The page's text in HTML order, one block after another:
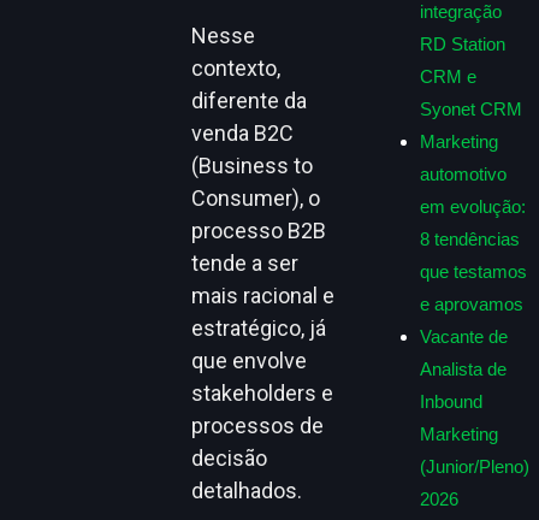
Nesse
contexto,
diferente da
venda B2C
(Business to
Consumer), o
processo B2B
tende a ser
mais racional e
estratégico, já
que envolve
stakeholders e
processos de
decisão
detalhados.
integração
RD Station
CRM e
Syonet CRM
Marketing
automotivo
em evolução:
8 tendências
que testamos
e aprovamos
Vacante de
Analista de
Inbound
Marketing
(Junior/Pleno)
2026